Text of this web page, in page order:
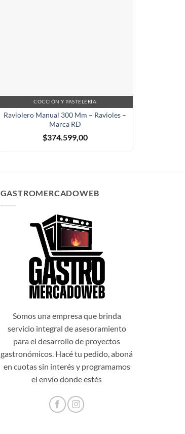
COCCIÓN Y PASTELERÍA
Raviolero Manual 300 Mm – Ravioles –
Marca RD
$374.599,00
GASTROMERCADOWEB
Somos una empresa que brinda
servicio integral de asesoramiento
para el desarrollo de proyectos
gastronómicos. Hacé tu pedido, aboná
en cuotas sin interés y programamos
el envío donde estés